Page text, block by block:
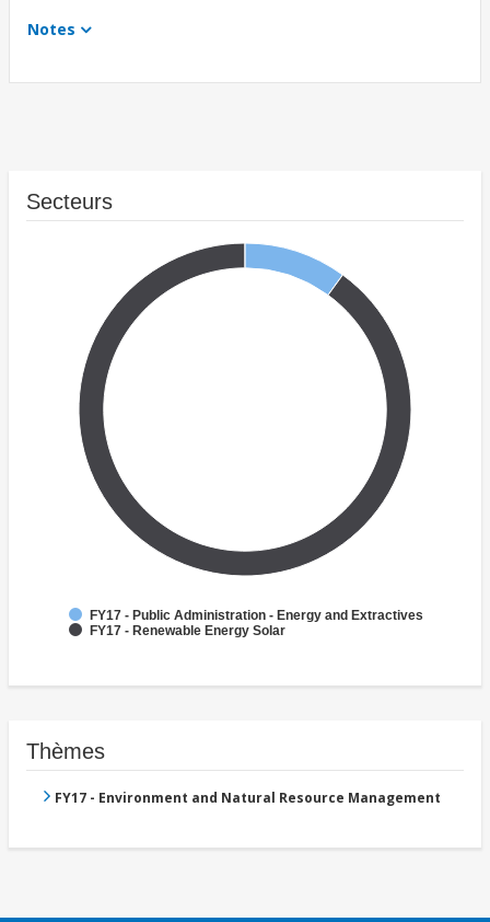
Notes
Secteurs
FY17 - Public Administration - Energy and Extractives
FY17 - Renewable Energy Solar
Thèmes
FY17 - Environment and Natural Resource Management